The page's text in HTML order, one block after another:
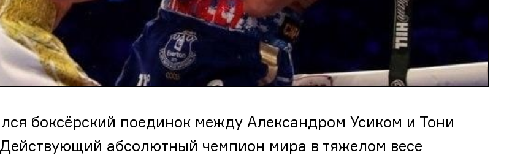
боксёрский поединок между Александром Усиком и Тони
абсолютный чемпион мира в тяжелом весе